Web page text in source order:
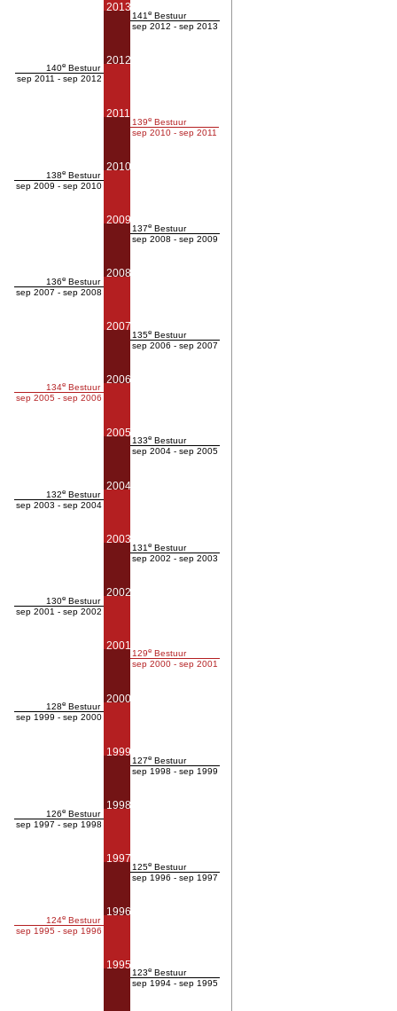
140e Bestuur
sep 2011 - sep 2012
138e Bestuur
sep 2009 - sep 2010
136e Bestuur
sep 2007 - sep 2008
134e Bestuur
sep 2005 - sep 2006
132e Bestuur
sep 2003 - sep 2004
130e Bestuur
sep 2001 - sep 2002
128e Bestuur
sep 1999 - sep 2000
126e Bestuur
sep 1997 - sep 1998
124e Bestuur
sep 1995 - sep 1996
2013
2012
2011
2010
2009
2008
2007
2006
2005
2004
2003
2002
2001
2000
1999
1998
1997
1996
1995
141 e Bestuur
sep 2012 - sep 2013
139e Bestuur
sep 2010 - sep 2011
137e Bestuur
sep 2008 - sep 2009
135e Bestuur
sep 2006 - sep 2007
133e Bestuur
sep 2004 - sep 2005
131 e Bestuur
sep 2002 - sep 2003
129e Bestuur
sep 2000 - sep 2001
127e Bestuur
sep 1998 - sep 1999
125e Bestuur
sep 1996 - sep 1997
123e Bestuur
sep 1994 - sep 1995